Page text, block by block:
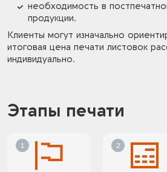
необходимость в
продукции.
Клиенты могут изначально
итоговая цена печати листовок
индивидуально.
Этапы печати